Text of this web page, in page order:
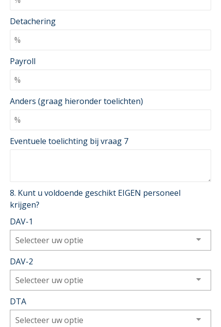
Detachering
Payroll
Anders (graag hieronder toelichten)
Eventuele toelichting bij vraag 7
8. Kunt u voldoende geschikt EIGEN personeel
krijgen?
DAV-1
Selecteer uw optie
DAV-2
Selecteer uw optie
DTA
Selecteer uw optie